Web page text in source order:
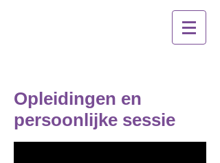
Opleidingen en
persoonlijke sessie